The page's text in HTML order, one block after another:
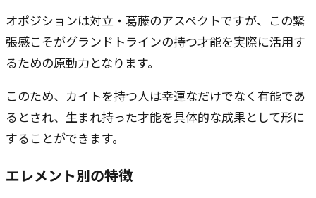
オポジションは対立・葛藤のアスペクトですが、この緊
張感こそがグランドトラインの持つ才能を実際に活用す
るための原動力となります。
このため、カイトを持つ人は幸運なだけでなく有能であ
るとされ、生まれ持った才能を具体的な成果として形に
することができます。
エレメント別の特徴